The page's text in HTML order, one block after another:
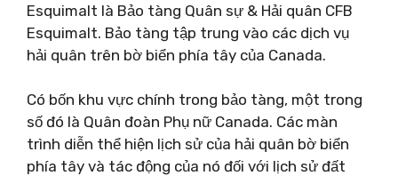
Esquimalt là Bảo tàng Quân sự & Hải quân CFB
Esquimalt. Bảo tàng tập trung vào các dịch vụ
hải quân trên bờ biển phía tây của Canada.
Có bốn khu vực chính trong bảo tàng, một trong
số đó là Quân đoàn Phụ nữ Canada. Các màn
trình diễn thể hiện lịch sử của hải quân bờ biển
phía tây và tác động của nó đối với lịch sử đất